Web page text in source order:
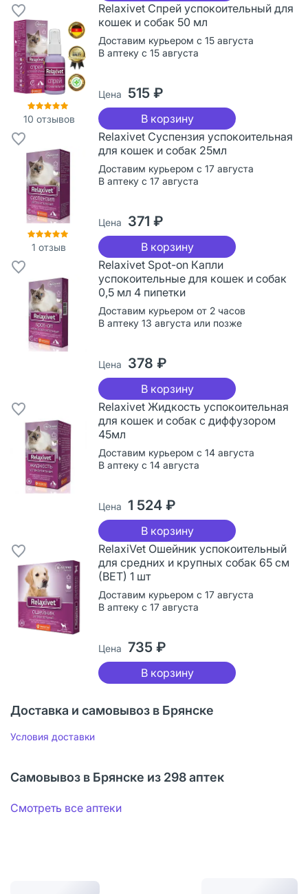
10 отзывов
Relaxivet Спрей успокоительный для
кошек и собак 50 мл
Доставим курьером с 15 августа
В аптеку с 15 августа
Цена 515 ₽
В корзину
1 отзыв
Relaxivet Суспензия успокоительная
для кошек и собак 25мл
Доставим курьером с 17 августа
В аптеку с 17 августа
Цена 371 ₽
В корзину
Relaxivet Spot-on Капли
успокоительные для кошек и собак
0,5 мл 4 пипетки
Доставим курьером от 2 часов
В аптеку 13 августа или позже
Цена 378 ₽
В корзину
Relaxivet Жидкость успокоительная
для кошек и собак с диффузором
45мл
Доставим курьером с 14 августа
В аптеку с 14 августа
Цена 1 524 ₽
В корзину
RelaxiVet Ошейник успокоительный
для средних и крупных собак 65 см
(ВЕТ) 1 шт
Доставим курьером с 17 августа
В аптеку с 17 августа
Цена 735 ₽
В корзину
Доставка и самовывоз в Брянске
Условия доставки
Самовывоз в Брянске из 298 аптек
Смотреть все аптеки